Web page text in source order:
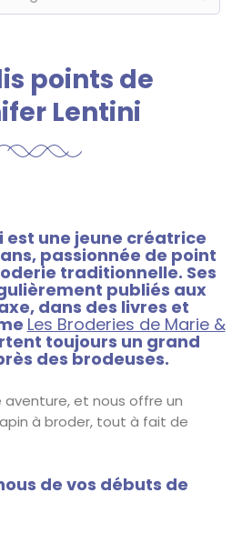
points de
Lentini
est une jeune créatrice
passionnée de point
traditionnelle. Ses
publiés aux
dans des livres et
Les Broderies de Marie &
toujours un grand
des brodeuses.
aventure, et nous offre un
à broder, tout à fait de
de vos débuts de